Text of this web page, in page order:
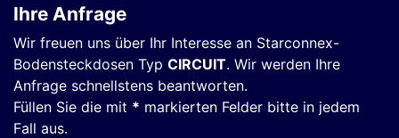
Ihre Anfrage
Wir freuen uns über Ihr Interesse an Starconnex-
Bodensteckdosen Typ CIRCUIT. Wir werden Ihre
Anfrage schnellstens beantworten.
Füllen Sie die mit * markierten Felder bitte in jedem
Fall aus.